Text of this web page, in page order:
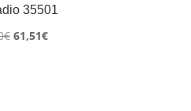
35501
€ El
61,51€El